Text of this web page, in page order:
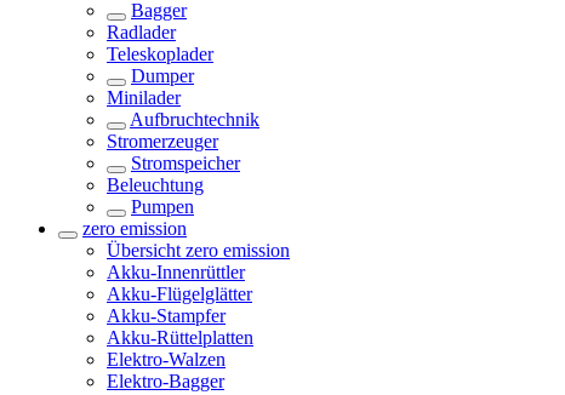
Bagger
Radlader
Teleskoplader
Dumper
Minilader
Aufbruchtechnik
Stromerzeuger
Stromspeicher
Beleuchtung
Pumpen
zero emission
Übersicht zero emission
Akku-Innenrüttler
Akku-Flügelglätter
Akku-Stampfer
Akku-Rüttelplatten
Elektro-Walzen
Elektro-Bagger